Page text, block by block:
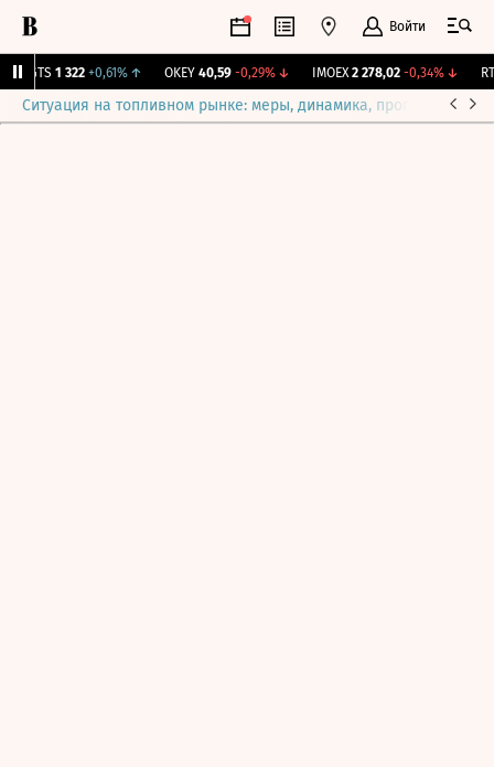
Войти
MGTS 1 322 +0,61% ↑ OKEY 40,59 -0,29%↓ IMOEX 2 278,02 -0,34%↓ RTSI
Ситуация на топливном рынке: меры, динамика, прогнозы